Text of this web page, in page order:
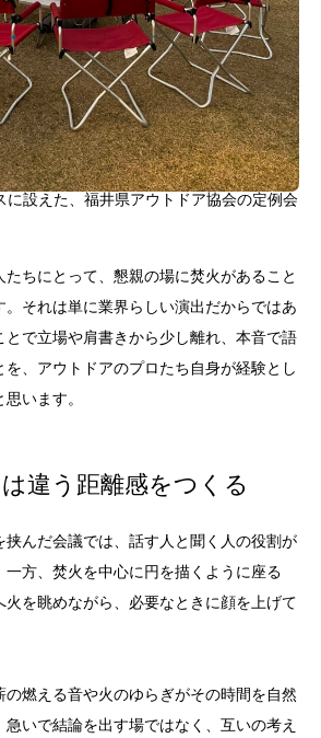
に設えた、福井県アウトドア協会の定例会
ちにとって、懇親の場に焚火があること
。それは単に業界らしい演出だからではあ
とで立場や肩書きから少し離れ、本音で語
を、アウトドアのプロたち自身が経験とし
います。
違う距離感をつくる
挟んだ会議では、話す人と聞く人の役割が
一方、焚火を中心に円を描くように座る
火を眺めながら、必要なときに顔を上げて
燃える音や火のゆらぎがその時間を自然
いで結論を出す場ではなく、互いの考え